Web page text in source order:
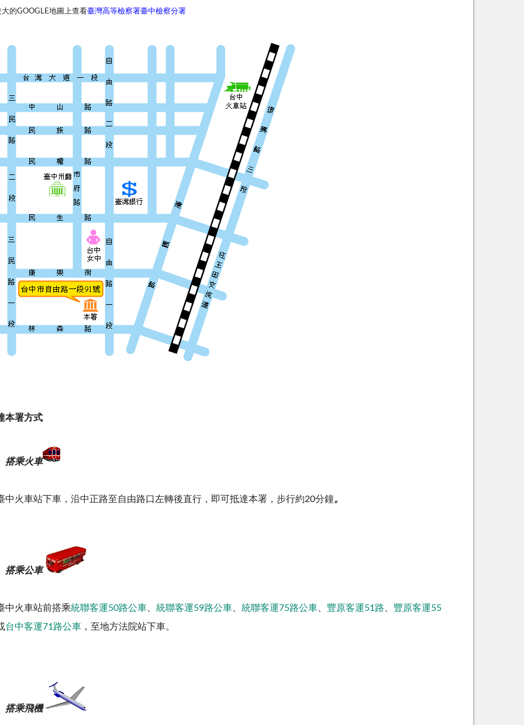
大的GOOGLE地圖上查看臺灣高等檢察署臺中檢察分署
本署方式
搭乘火車
中火車站下車，沿中正路至自由路口左轉後直行，即可抵達本署，步行約20分鐘。
搭乘公車
中火車站前搭乘統聯客運50路公車、 統聯客運59路公車、 統聯客運75路公車、 豐原客運51路、 豐原客運55
台中客運71路公車，至地方法院站下車。
搭乘飛機